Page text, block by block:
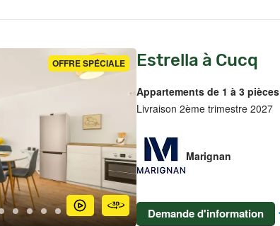
OFFRE SPÉCIALE Estrella à Cucq
Appartements de 1 à 3 pièces
Livraison 2ème trimestre 2027
Marignan
Demande d'information